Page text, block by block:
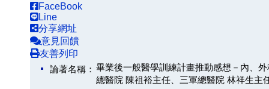
FaceBook
Line
分享網址
意見回饋
友善列印
論著名稱： 畢業後一般醫學訓練計畫推動感想－內、
總醫院 陳祖裕主任、三軍總醫院 林祥生主